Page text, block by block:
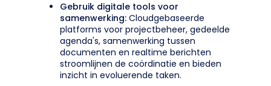
Gebruik digitale tools voor
samenwerking: Cloudgebaseerde
platforms voor projectbeheer, gedeelde
agenda's, samenwerking tussen
documenten en realtime berichten
stroomlijnen de coördinatie en bieden
inzicht in evoluerende taken.